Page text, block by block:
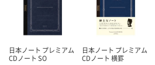
カゴへ
日本ノート プレミアム
CDノート SO
日本ノート プレミアム
CDノート 横罫